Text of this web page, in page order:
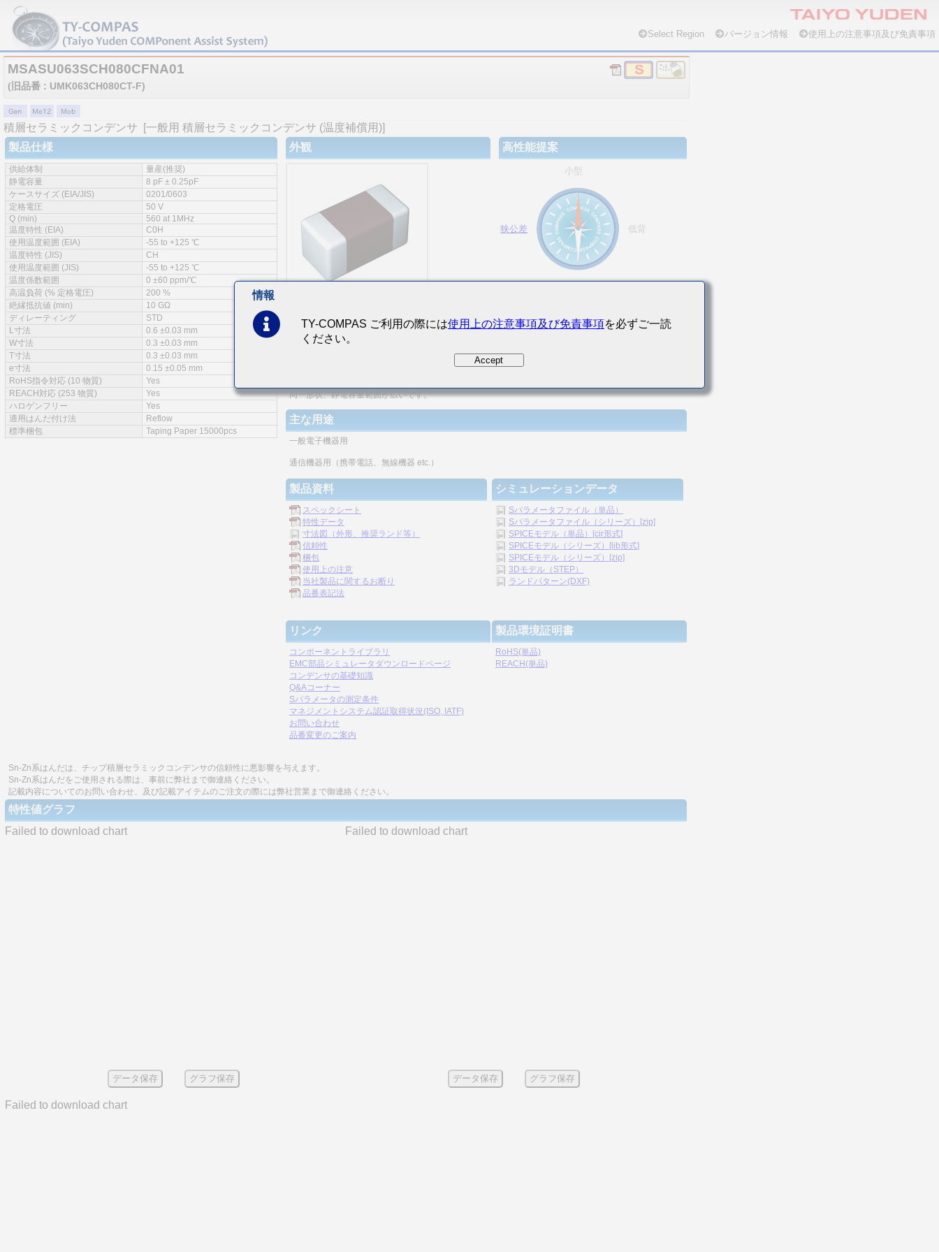
Select Region バージョン情報 使用上の注意事項及び免責事項
MSASU063SCH080CFNA01
(旧品番 : UMK063CH080CT-F)
積層セラミックコンデンサ
[一般用 積層セラミックコンデンサ (温度補償用)]
製品仕様
供給体制
量産(推奨)
静電容量
8 pF ± 0.25pF
ケースサイズ (EIA/JIS)
0201/0603
定格電圧
50 V
Q (min)
560 at 1MHz
温度特性 (EIA)
C0H
使用温度範囲 (EIA)
-55 to +125 ℃
温度特性 (JIS)
CH
使用温度範囲 (JIS)
-55 to +125 ℃
温度係数範囲
0 ±60 ppm/℃
高温負荷 (% 定格電圧)
200 %
絶縁抵抗値 (min)
10 GΩ
ディレーティング
STD
L寸法
0.6 ±0.03 mm
W寸法
0.3 ±0.03 mm
T寸法
0.3 ±0.03 mm
e寸法
0.15 ±0.05 mm
RoHS指令対応 (10 物質)
Yes
REACH対応 (253 物質)
Yes
ハロゲンフリー
Yes
適用はんだ付け法
Reflow
標準梱包
Taping Paper 15000pcs
外観 高性能提案
小型
狭公差 低背
特徴
同一形状、静電容量範囲が広いです。
主な用途
一般電子機器用
通信機器用（携帯電話、無線機器 etc.）
製品資料
スペックシート
特性データ
寸法図（外形、推奨ランド等）
信頼性
梱包
使用上の注意
当社製品に関するお断り
品番表記法
シミュレーションデータ
Sパラメータファイル（単品）
Sパラメータファイル（シリーズ）[zip]
SPICEモデル（単品）[cir形式]
SPICEモデル（シリーズ）[lib形式]
SPICEモデル（シリーズ）[zip]
3Dモデル（STEP）
ランドパターン(DXF)
リンク
コンポーネントライブラリ
EMC部品シミュレータダウンロードページ
コンデンサの基礎知識
Q&Aコーナー
Sパラメータの測定条件
マネジメントシステム認証取得状況(ISO, IATF)
お問い合わせ
品番変更のご案内
製品環境証明書
RoHS(単品)
REACH(単品)
Sn-Zn系はんだは、チップ積層セラミックコンデンサの信頼性に悪影響を与えます。
Sn-Zn系はんだをご使用される際は、事前に弊社まで御連絡ください。
記載内容についてのお問い合わせ、及び記載アイテムのご注文の際には弊社営業まで御連絡ください。
特性値グラフ
Failed to download chart
データ保存 グラフ保存
Failed to download chart
データ保存 グラフ保存
Failed to download chart
情報
TY-COMPAS ご利用の際には使用上の注意事項及び免責事項を必ずご一読
ください。
Accept